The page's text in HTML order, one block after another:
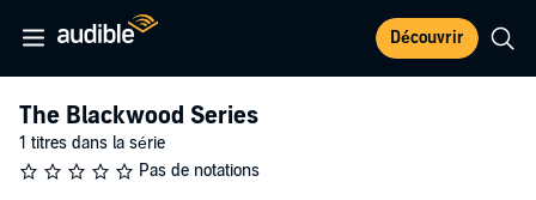
Découvrir
The Blackwood Series
1 titres dans la série
Pas de notations